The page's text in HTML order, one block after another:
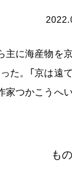
に海産物
た。「京は
つかこうへ
も